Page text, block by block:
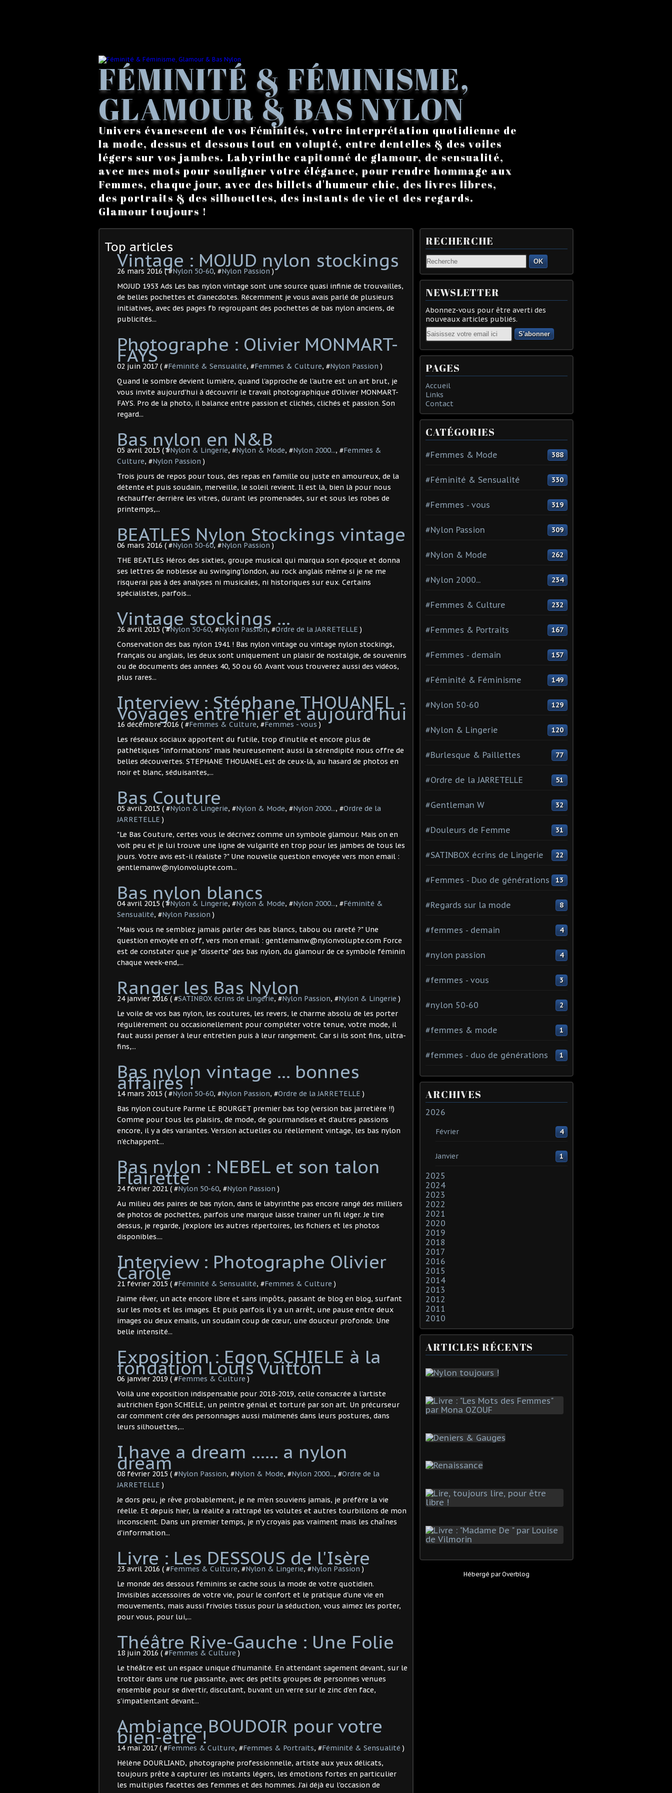
FÉMINITÉ & FÉMINISME,
GLAMOUR & BAS NYLON
Univers évanescent de vos Féminités, votre interprétation quotidienne de
la mode, dessus et dessous tout en volupté, entre dentelles & des voiles
légers sur vos jambes. Labyrinthe capitonné de glamour, de sensualité,
avec mes mots pour souligner votre élégance, pour rendre hommage aux
Femmes, chaque jour, avec des billets d'humeur chic, des livres libres,
des portraits & des silhouettes, des instants de vie et des regards.
Glamour toujours !
Top articles
Vintage : MOJUD nylon stockings
26 mars 2016 ( #Nylon 50-60, #Nylon Passion )
MOJUD 1953 Ads Les bas nylon vintage sont une source quasi infinie de trouvailles,
de belles pochettes et d'anecdotes. Récemment je vous avais parlé de plusieurs
initiatives, avec des pages fb regroupant des pochettes de bas nylon anciens, de
publicités...
Photographe : Olivier MONMART-
FAYS
02 juin 2017 ( #Féminité & Sensualité, #Femmes & Culture, #Nylon Passion )
Quand le sombre devient lumière, quand l'approche de l'autre est un art brut, je
vous invite aujourd'hui à découvrir le travail photographique d'Olivier MONMART-
FAYS. Pro de la photo, il balance entre passion et clichés, clichés et passion. Son
regard...
Bas nylon en N&B
05 avril 2015 ( #Nylon & Lingerie, #Nylon & Mode, #Nylon 2000..., #Femmes &
Culture, #Nylon Passion )
Trois jours de repos pour tous, des repas en famille ou juste en amoureux, de la
détente et puis soudain, merveille, le soleil revient. Il est là, bien là pour nous
réchauffer derrière les vitres, durant les promenades, sur et sous les robes de
printemps,...
BEATLES Nylon Stockings vintage
06 mars 2016 ( #Nylon 50-60, #Nylon Passion )
THE BEATLES Héros des sixties, groupe musical qui marqua son époque et donna
ses lettres de noblesse au swinging'london, au rock anglais même si je ne me
risquerai pas à des analyses ni musicales, ni historiques sur eux. Certains
spécialistes, parfois...
Vintage stockings ...
26 avril 2015 ( #Nylon 50-60, #Nylon Passion, #Ordre de la JARRETELLE )
Conservation des bas nylon 1941 ! Bas nylon vintage ou vintage nylon stockings,
français ou anglais, les deux sont uniquement un plaisir de nostalgie, de souvenirs
ou de documents des années 40, 50 ou 60. Avant vous trouverez aussi des vidéos,
plus rares...
Interview : Stéphane THOUANEL -
Voyages entre hier et aujourd'hui
16 décembre 2016 ( #Femmes & Culture, #Femmes - vous )
Les réseaux sociaux apportent du futile, trop d'inutile et encore plus de
pathétiques "informations" mais heureusement aussi la sérendipité nous offre de
belles découvertes. STEPHANE THOUANEL est de ceux-là, au hasard de photos en
noir et blanc, séduisantes,...
Bas Couture
05 avril 2015 ( #Nylon & Lingerie, #Nylon & Mode, #Nylon 2000..., #Ordre de la
JARRETELLE )
"Le Bas Couture, certes vous le décrivez comme un symbole glamour. Mais on en
voit peu et je lui trouve une ligne de vulgarité en trop pour les jambes de tous les
jours. Votre avis est-il réaliste ?" Une nouvelle question envoyée vers mon email :
gentlemanw@nylonvolupte.com...
Bas nylon blancs
04 avril 2015 ( #Nylon & Lingerie, #Nylon & Mode, #Nylon 2000..., #Féminité &
Sensualité, #Nylon Passion )
"Mais vous ne semblez jamais parler des bas blancs, tabou ou rareté ?" Une
question envoyée en off, vers mon email : gentlemanw@nylonvolupte.com Force
est de constater que je "disserte" des bas nylon, du glamour de ce symbole féminin
chaque week-end,...
Ranger les Bas Nylon
24 janvier 2016 ( #SATINBOX écrins de Lingerie, #Nylon Passion, #Nylon & Lingerie )
Le voile de vos bas nylon, les coutures, les revers, le charme absolu de les porter
régulièrement ou occasionellement pour compléter votre tenue, votre mode, il
faut aussi penser à leur entretien puis à leur rangement. Car si ils sont fins, ultra-
fins,...
Bas nylon vintage ... bonnes
affaires !
14 mars 2015 ( #Nylon 50-60, #Nylon Passion, #Ordre de la JARRETELLE )
Bas nylon couture Parme LE BOURGET premier bas top (version bas jarretière !!)
Comme pour tous les plaisirs, de mode, de gourmandises et d'autres passions
encore, il y a des variantes. Version actuelles ou réellement vintage, les bas nylon
n'échappent...
Bas nylon : NEBEL et son talon
Flairette
24 février 2021 ( #Nylon 50-60, #Nylon Passion )
Au milieu des paires de bas nylon, dans le labyrinthe pas encore rangé des milliers
de photos de pochettes, parfois une marque laisse trainer un fil léger. Je tire
dessus, je regarde, j'explore les autres répertoires, les fichiers et les photos
disponibles....
Interview : Photographe Olivier
Carole
21 février 2015 ( #Féminité & Sensualité, #Femmes & Culture )
J’aime rêver, un acte encore libre et sans impôts, passant de blog en blog, surfant
sur les mots et les images. Et puis parfois il y a un arrêt, une pause entre deux
images ou deux emails, un soudain coup de cœur, une douceur profonde. Une
belle intensité...
Exposition : Egon SCHIELE à la
fondation Louis Vuitton
06 janvier 2019 ( #Femmes & Culture )
Voilà une exposition indispensable pour 2018-2019, celle consacrée à l'artiste
autrichien Egon SCHIELE, un peintre génial et torturé par son art. Un précurseur
car comment crée des personnages aussi malmenés dans leurs postures, dans
leurs silhouettes,...
I have a dream ...... a nylon
dream
08 février 2015 ( #Nylon Passion, #Nylon & Mode, #Nylon 2000..., #Ordre de la
JARRETELLE )
Je dors peu, je rêve probablement, je ne m'en souviens jamais, je préfère la vie
réelle. Et depuis hier, la réalité a rattrapé les volutes et autres tourbillons de mon
inconscient. Dans un premier temps, je n'y croyais pas vraiment mais les chaînes
d'information...
Livre : Les DESSOUS de l'Isère
23 avril 2016 ( #Femmes & Culture, #Nylon & Lingerie, #Nylon Passion )
Le monde des dessous féminins se cache sous la mode de votre quotidien.
Invisibles accessoires de votre vie, pour le confort et le pratique d'une vie en
mouvements, mais aussi frivoles tissus pour la séduction, vous aimez les porter,
pour vous, pour lui,...
Théâtre Rive-Gauche : Une Folie
18 juin 2016 ( #Femmes & Culture )
Le théâtre est un espace unique d'humanité. En attendant sagement devant, sur le
trottoir dans une rue passante, avec des petits groupes de personnes venues
ensemble pour se divertir, discutant, buvant un verre sur le zinc d'en face,
s'impatientant devant...
Ambiance BOUDOIR pour votre
bien-être !
14 mai 2017 ( #Femmes & Culture, #Femmes & Portraits, #Féminité & Sensualité )
Hélène DOURLIAND, photographe professionnelle, artiste aux yeux délicats,
toujours prête à capturer les instants légers, les émotions fortes en particulier
les multiples facettes des femmes et des hommes. J'ai déjà eu l'occasion de
RECHERCHE
OK
NEWSLETTER
Abonnez-vous pour être averti des
nouveaux articles publiés.
Email
PAGES
Accueil
Links
Contact
CATÉGORIES
#Femmes & Mode 388
#Féminité & Sensualité 330
#Femmes - vous 319
#Nylon Passion 309
#Nylon & Mode 262
#Nylon 2000... 234
#Femmes & Culture 232
#Femmes & Portraits 167
#Femmes - demain 157
#Féminité & Féminisme 149
#Nylon 50-60 129
#Nylon & Lingerie 120
#Burlesque & Paillettes 77
#Ordre de la JARRETELLE 51
#Gentleman W 32
#Douleurs de Femme 31
#SATINBOX écrins de Lingerie 22
#Femmes - Duo de générations 13
#Regards sur la mode 8
#femmes - demain 4
#nylon passion 4
#femmes - vous 3
#nylon 50-60 2
#femmes & mode 1
#femmes - duo de générations 1
ARCHIVES
2026
Février 4
Janvier 1
2025
2024
2023
2022
2021
2020
2019
2018
2017
2016
2015
2014
2013
2012
2011
2010
ARTICLES RÉCENTS
Hébergé parOverblog